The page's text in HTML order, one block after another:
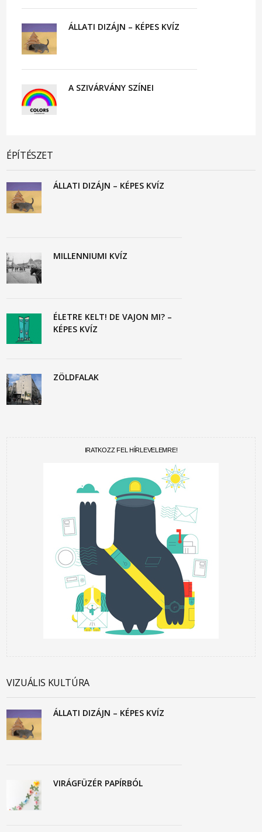
ÁLLATI DIZÁJN – KÉPES KVÍZ
A SZIVÁRVÁNY SZÍNEI
ÉPÍTÉSZET
ÁLLATI DIZÁJN – KÉPES KVÍZ
MILLENNIUMI KVÍZ
ÉLETRE KELT! DE VAJON MI? –
KÉPES KVÍZ
ZÖLDFALAK
IRATKOZZ FEL HÍRLEVELEMRE!
VIZUÁLIS KULTÚRA
ÁLLATI DIZÁJN – KÉPES KVÍZ
VIRÁGFÜZÉR PAPÍRBÓL